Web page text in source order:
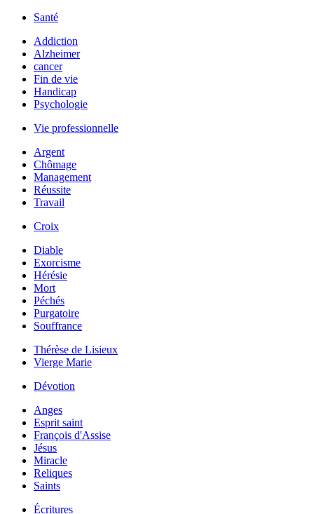
Santé
Addiction
Alzheimer
cancer
Fin de vie
Handicap
Psychologie
Vie professionnelle
Argent
Chômage
Management
Réussite
Travail
Croix
Diable
Exorcisme
Hérésie
Mort
Péchés
Purgatoire
Souffrance
Thérèse de Lisieux
Vierge Marie
Dévotion
Anges
Esprit saint
François d'Assise
Jésus
Miracle
Reliques
Saints
Écritures